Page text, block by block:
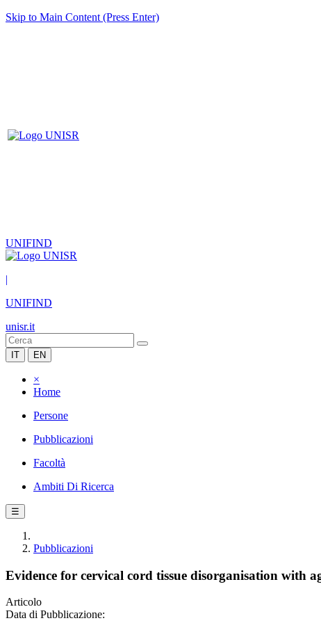
Skip to Main Content (Press Enter)
UNIFIND
|
UNIFIND
unisr.it
IT EN
×
Home
Persone
Pubblicazioni
Facoltà
Ambiti Di Ricerca
☰
Pubblicazioni
Evidence for cervical cord tissue disorganisation with
Articolo
Data di Pubblicazione: